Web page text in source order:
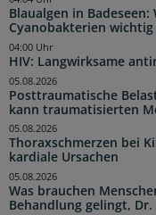
Blaualgen in
Cyanobakterien
HIV: Langwirksame
04:00 Uhr
Posttraumatische
kann traumatisierten
05.08.2026
Thoraxschmerzen bei
kardiale Ursachen
05.08.2026
Was brauchen
Behandlung gelingt, Dr.
05.08.2026